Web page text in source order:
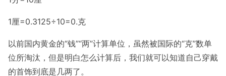
1厘=0.3125÷10=0.克
以前国内黄金的“钱”“两”计算单位，虽然被国际的“克”数单
位所淘汰，但是明白怎么计算后，我们就可以知道自己穿戴
的首饰到底是几两了。